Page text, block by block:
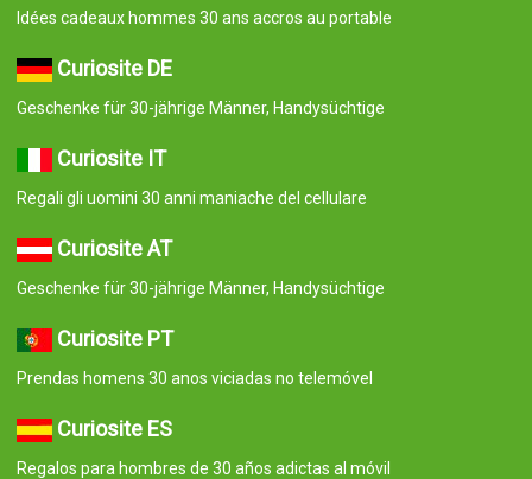
Idées cadeaux hommes 30 ans accros au portable
Curiosite DE
Geschenke für 30-jährige Männer, Handysüchtige
Curiosite IT
Regali gli uomini 30 anni maniache del cellulare
Curiosite AT
Geschenke für 30-jährige Männer, Handysüchtige
Curiosite PT
Prendas homens 30 anos viciadas no telemóvel
Curiosite ES
Regalos para hombres de 30 años adictas al móvil